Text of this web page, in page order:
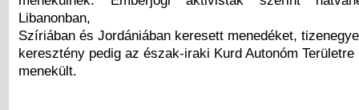
Libanonban,
Szíriában és Jordániában keresett menedéket,
keresztény pedig az észak-iraki Kurd Autonóm Területre
menekült.